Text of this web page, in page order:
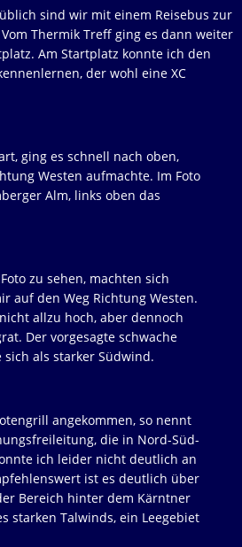
sind wir mit einem Reisebus zur
Thermik Treff ging es dann weiter
Am Startplatz konnte ich den
der wohl eine XC
ging es schnell nach oben,
Westen aufmachte. Im Foto
Alm, links oben das
zu sehen, machten sich
auf den Weg Richtung Westen.
allzu hoch, aber dennoch
Der vorgesagte schwache
als starker Südwind.
angekommen, so nennt
die in Nord-Süd-
ich leider nicht deutlich an
ist es deutlich über
Bereich hinter dem Kärntner
starken Talwinds, ein Leegebiet